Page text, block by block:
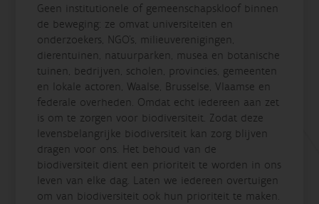
Geen institutionele of gemeenschapskloof binnen
de beweging: ze omvat universiteiten en
onderzoekers, NGO's, milieuverenigingen,
dierentuinen, natuurparken, musea en botanische
tuinen, bedrijven, scholen, provincies, gemeenten
en lokale actoren, Waalse, Brusselse, Vlaamse en
federale overheden. Omdat echt iedereen aan zet
is om te zorgen voor biodiversiteit. Zodat deze
levensbelangrijke biodiversiteit kan zorg blijven
dragen voor ons. Het behoud van de
biodiversiteit dient een prioriteit te worden in ons
leven van elke dag. Laten we iedereen overtuigen
om van biodiversiteit ook hun prioriteit te maken.